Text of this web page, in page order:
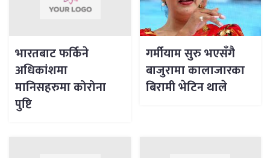
भारतबाट फर्किने
अधिकांशमा
मानिसहरुमा कोरोना
पुष्टि
गर्मीयाम सुरु भएसँगै
बाजुरामा कालाजारका
बिरामी भेटिन थाले